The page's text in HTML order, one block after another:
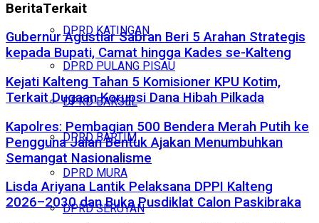
DPRD KATINGAN
DPRD PULANG PISAU
DPRD BARSEL
DPRD BARTIM
DPRD MURA
DPRD SERUYAN
BeritaTerkait
Gubernur Agustiar Sabran Beri 5 Arahan Strategis
kepada Bupati, Camat hingga Kades se-Kalteng
Kejati Kalteng Tahan 5 Komisioner KPU Kotim,
Terkait Dugaan Korupsi Dana Hibah Pilkada
Kapolres: Pembagian 500 Bendera Merah Putih ke
Pengguna Jalan Bentuk Ajakan Menumbuhkan
Semangat Nasionalisme
Lisda Ariyana Lantik Pelaksana DPPI Kalteng
2026–2030 dan Buka Pusdiklat Calon Paskibraka